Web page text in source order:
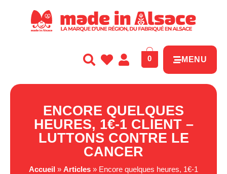
0 MENU
ENCORE QUELQUES
HEURES, 1€-1 CLIENT –
LUTTONS CONTRE LE
CANCER
Accueil » Articles » Encore quelques heures, 1€-1